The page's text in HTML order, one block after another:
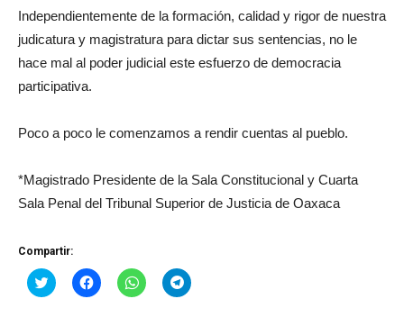
Independientemente de la formación, calidad y rigor de nuestra
judicatura y magistratura para dictar sus sentencias, no le
hace mal al poder judicial este esfuerzo de democracia
participativa.
Poco a poco le comenzamos a rendir cuentas al pueblo.
*Magistrado Presidente de la Sala Constitucional y Cuarta
Sala Penal del Tribunal Superior de Justicia de Oaxaca
Compartir:
Haz
clic
Haz
clic
Haz
clic
Haz
clic